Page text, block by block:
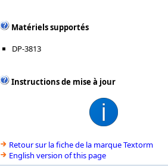
Matériels supportés
DP-3813
Instructions de mise à jour
Retour sur la fiche de la marque Textorm
English version of this page